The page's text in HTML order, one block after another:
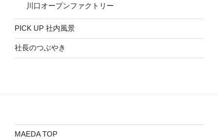
川口オープンファクトリー
PICK UP 社内風景
社長のつぶやき
MAEDA TOP